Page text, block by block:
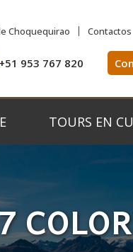
Choquequirao Contactos
+51 953 767 820
TOURS EN